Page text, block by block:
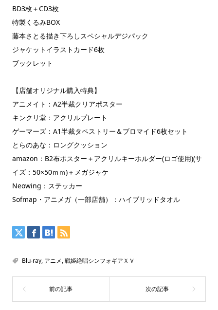
BD3枚＋CD3枚
特製くるみBOX
藤本さとる描き下ろしスペシャルデジパック
ジャケットイラストカード6枚
ブックレット
【店舗オリジナル購入特典】
アニメイト：A2半裁クリアポスター
キンクリ堂：アクリルプレート
ゲーマーズ：A1半裁タペストリー＆ブロマイド6枚セット
とらのあな：ロングクッション
amazon：B2布ポスター＋アクリルキーホルダー(ロゴ使用)(サ
イズ：50×50ｍｍ)＋メガジャケ
Neowing：ステッカー
Sofmap・アニメガ（一部店舗）：ハイブリッドタオル
Blu-ray, アニメ,戦姫絶唱シンフォギアＸＶ